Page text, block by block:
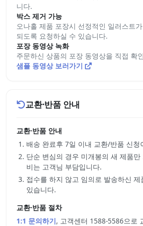
니다.
박스 제거 가능
오나홀 제품 포장시 선정적인 일러스트
되도록 요청하실 수 있습니다.
포장 동영상 녹화
주문하신 상품의 포장 동영상을 직접 확
샘플 동영상 보러가기
교환·반품 안내
교환·반품 안내
배송 완료후 7일 이내 교환/반품 신청
단순 변심의 경우 미개봉의 새 제품
비는 고객님 부담입니다.
접수를 하지 않고 임의로 발송하신
있습니다.
교환·반품 절차
1:1 문의하기, 고객센터 1588-5586으로